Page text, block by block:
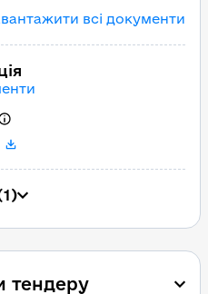
всі документи
тендеру